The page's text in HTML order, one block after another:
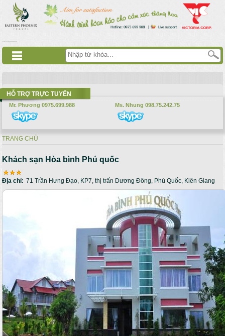
Nhảy đến nội dung
HỖ TRỢ TRỰC TUYẾN
Mr. Phương 0975.699.988 Ms. Nhung 098.75.242.75
Bạn đang ở đây
TRANG CHỦ
Khách sạn Hòa bình Phú quốc
Địa chỉ: 71 Trần Hưng Đạo, KP7, thị trấn Dương Đông, Phú Quốc, Kiên Giang